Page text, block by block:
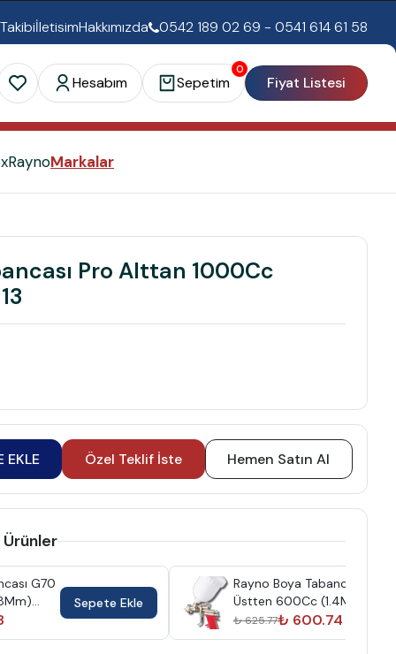
İletisimHakkımızda 0542 189 02 69 - 0541 614 61 58
Hesabım
0
Sepetim Fiyat Listesi
RaynoMarkalar
Pro Alttan 1000Cc
EKLE Özel Teklif İste Hemen Satın Al
G70
Sepete Ekle
Rayno Boya Tabancası E70
Üstten 600Cc (1.4Mm)
Ryn10607
₺ 625.77₺ 600.74